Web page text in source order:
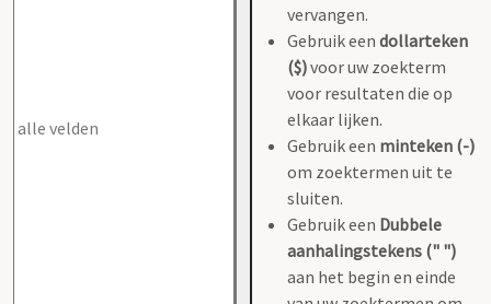
vervangen.
Gebruik een dollarteken
($)voor uw zoekterm
voor resultaten die op
elkaar lijken.
Gebruik een minteken (-)
om zoektermen uit te
sluiten.
Gebruik een Dubbele
aanhalingstekens (" ")
aan het begin en einde